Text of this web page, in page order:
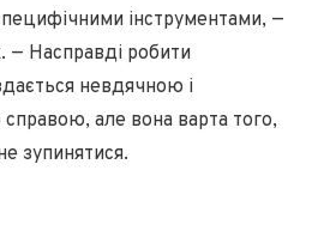
інструментами, —
— Насправді робити
невдячною і
але вона варта того,
зупинятися.